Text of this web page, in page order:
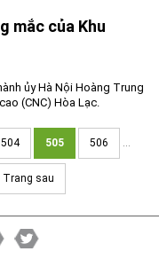
mắc của Khu
ủy Hà Nội Hoàng Trung
(CNC) Hòa Lạc.
504 505 506 ...
Trang sau